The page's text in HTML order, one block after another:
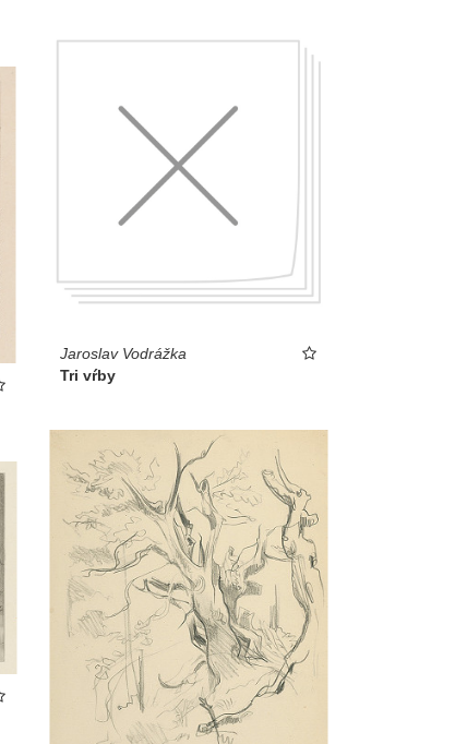
Jaroslav Vodrážka
Tri vŕby